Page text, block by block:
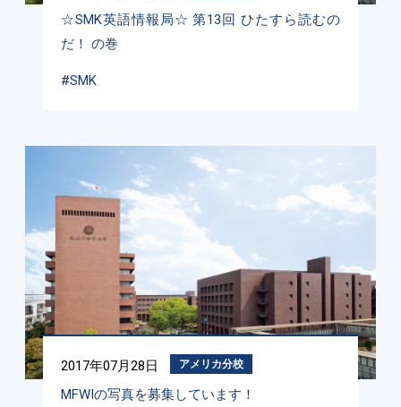
☆SMK英語情報局☆ 第13回 ひたすら読むの
だ！ の巻
#SMK
2017年07月28日 アメリカ分校
MFWIの写真を募集しています！